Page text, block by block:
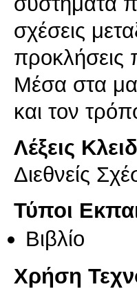
σχέσεις
προκλήσεις
Μέσα στα
και τον
Λέξεις
Διεθνείς
Τύποι
Βιβλίο
Χρήση